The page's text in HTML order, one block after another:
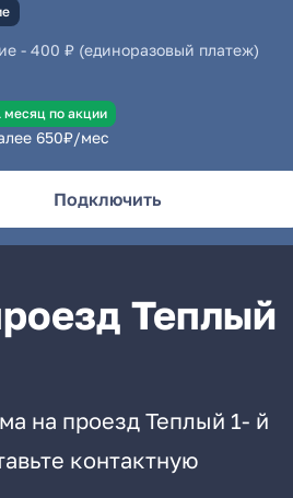
- 400 ₽ (единоразовый платеж)
месяц по акции
650₽/мес
Подключить
Теплый
на проезд Теплый 1- й
контактную